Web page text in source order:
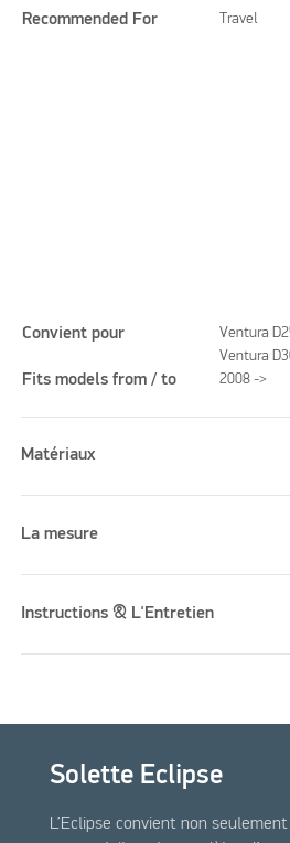
Recommended For Travel
Convient pour
Ventura
Ventura
Fits models from / to 2008 ->
Matériaux
La mesure
Instructions & L'Entretien
Solette Eclipse
L’Eclipse convient non